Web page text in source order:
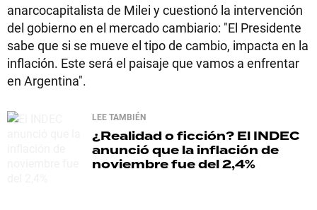
anarcocapitalista de Milei y cuestionó la intervención
del gobierno en el mercado cambiario: "El Presidente
sabe que si se mueve el tipo de cambio, impacta en la
inflación. Este será el paisaje que vamos a enfrentar
en Argentina".
LEE TAMBIÉN
¿Realidad o ficción? El INDEC
anunció que la inflación de
noviembre fue del 2,4%